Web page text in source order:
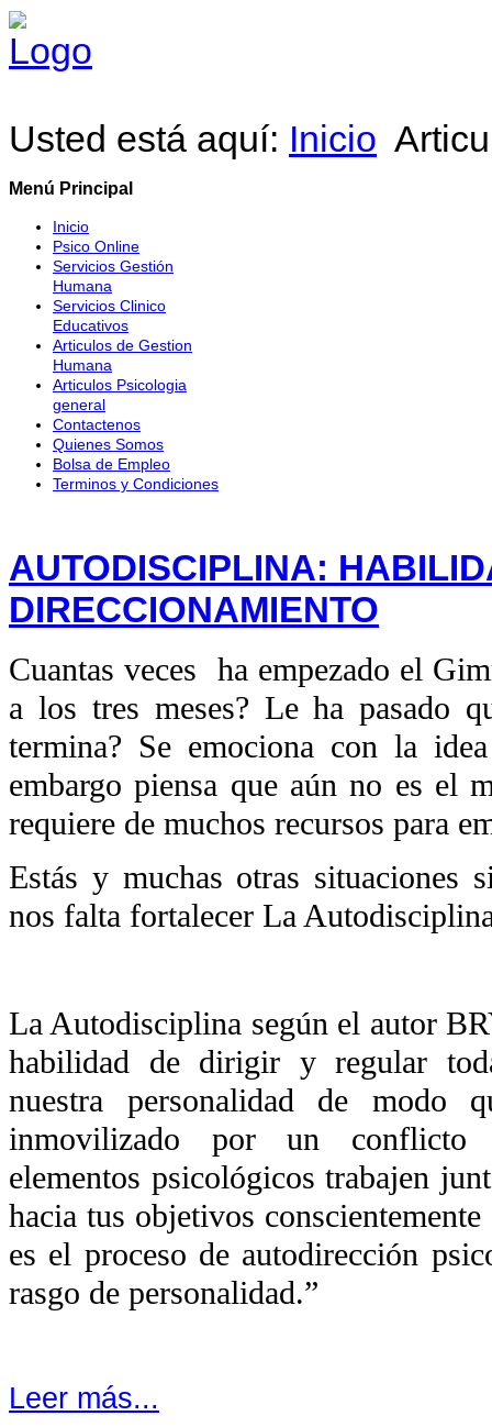
Usted está aquí: Inicio
Menú Principal
Inicio
Psico Online
Servicios Gestión
Humana
Servicios Clinico
Educativos
Articulos de Gestion
Humana
Articulos Psicologia
general
Contactenos
Quienes Somos
Bolsa de Empleo
Terminos y Condiciones
AUTODISCIPLINA:
DIRECCIONAMIENTO
Cuantas veces ha empezado el
a los tres meses? Le ha pasado
termina? Se emociona con la
embargo piensa que aún no es el
requiere de muchos recursos para
Estás y muchas otras situaciones
nos falta fortalecer La
La Autodisciplina según el autor
habilidad de dirigir y regular
nuestra personalidad de modo
inmovilizado por un conflicto
elementos psicológicos trabajen
hacia tus objetivos
es el proceso de autodirección
rasgo de personalidad.”
Leer más...